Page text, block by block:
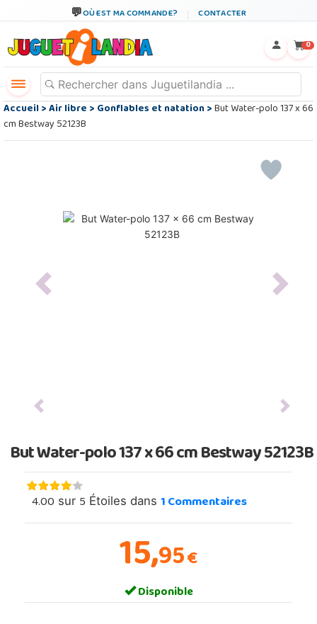
OÙ EST MA COMMANDE? CONTACTER
0
Accueil>Air libre>Gonflables et natation>But Water-polo 137 x 66
cm Bestway 52123B
Previous Next
Previous Next
But Water-polo 137 x 66 cm Bestway 52123B
4.00 sur 5 Étoiles dans 1Commentaires
15,95€
Disponible